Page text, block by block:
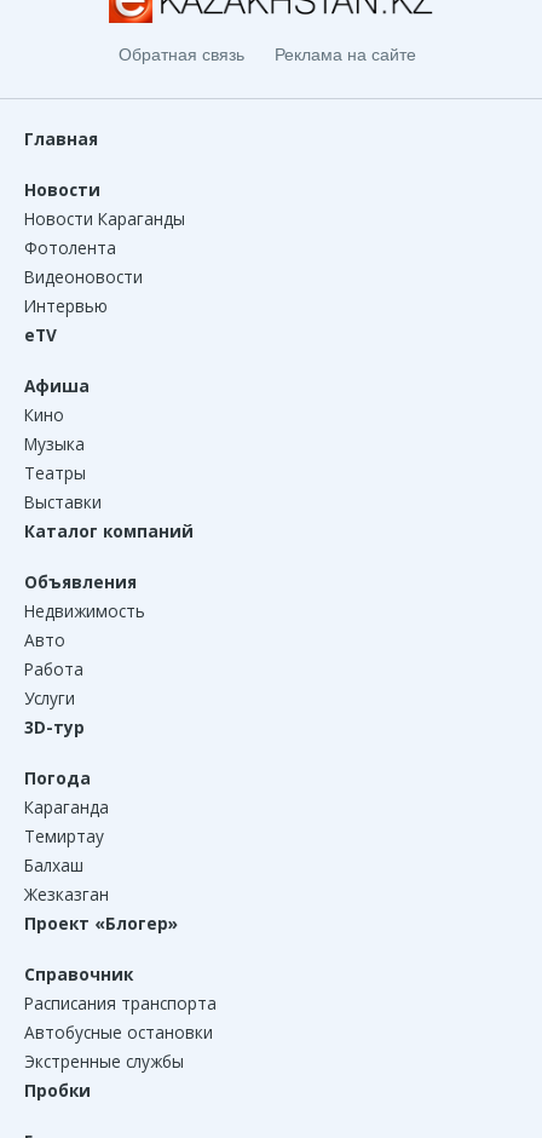
Обратная связь Реклама на сайте
Главная
Новости
Новости Караганды
Фотолента
Видеоновости
Интервью
eTV
Афиша
Кино
Музыка
Театры
Выставки
Каталог компаний
Объявления
Недвижимость
Авто
Работа
Услуги
3D-тур
Погода
Караганда
Темиртау
Балхаш
Жезказган
Проект «Блогер»
Справочник
Расписания транспорта
Автобусные остановки
Экстренные службы
Пробки